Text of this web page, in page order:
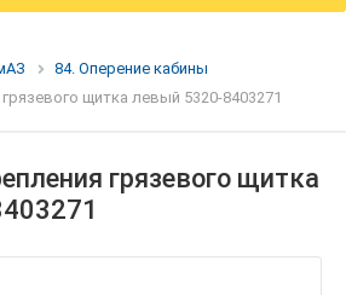
84. Оперение кабины
щитка левый 5320-8403271
грязевого щитка